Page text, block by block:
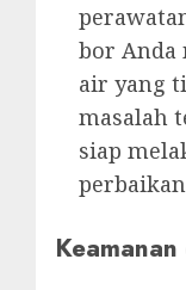
bor Anda
air yang
masalah
siap